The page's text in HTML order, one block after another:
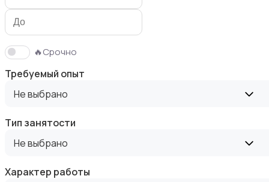
Автобизнес
Добыча сырья, энергетика
🔥Срочно
Требуемый опыт
Не выбрано
Тип занятости
Не выбрано
Характер работы